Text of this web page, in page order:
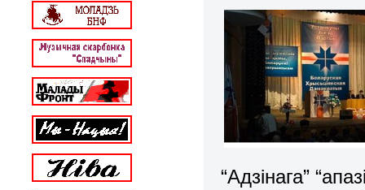
“Адзінага”